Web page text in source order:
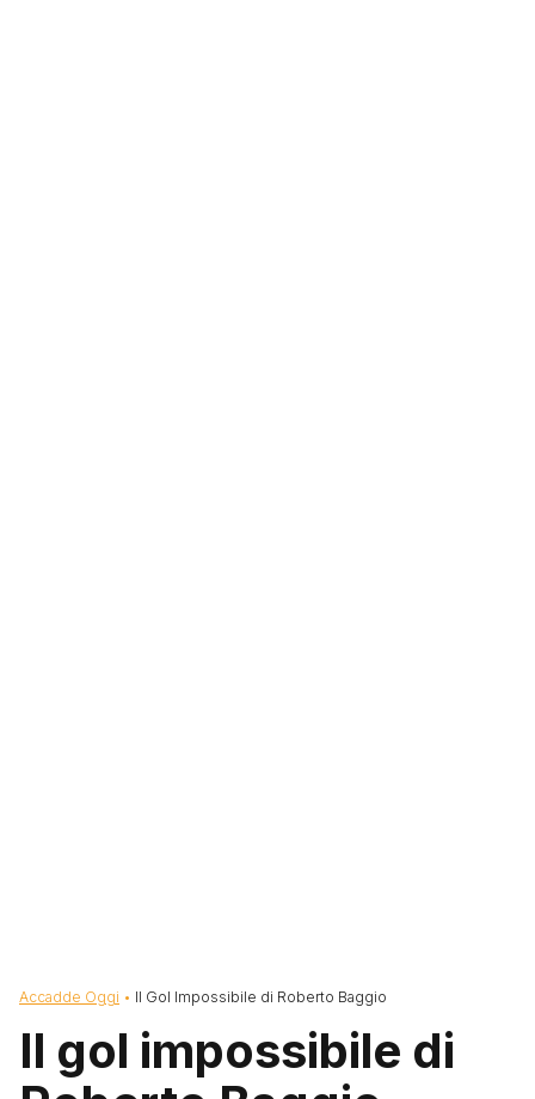
Briciole di pane
Accadde Oggi Il Gol Impossibile di Roberto Baggio
Il gol impossibile di